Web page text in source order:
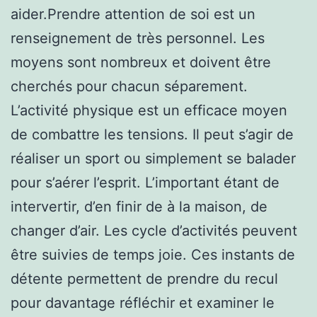
aider.Prendre attention de soi est un
renseignement de très personnel. Les
moyens sont nombreux et doivent être
cherchés pour chacun séparement.
L’activité physique est un efficace moyen
de combattre les tensions. Il peut s’agir de
réaliser un sport ou simplement se balader
pour s’aérer l’esprit. L’important étant de
intervertir, d’en finir de à la maison, de
changer d’air. Les cycle d’activités peuvent
être suivies de temps joie. Ces instants de
détente permettent de prendre du recul
pour davantage réfléchir et examiner le